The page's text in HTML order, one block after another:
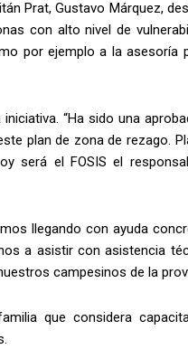
Prat, Gustavo Márquez,
con alto nivel de
por ejemplo a la asesoría
“Ha sido una
plan de zona de rezago.
será el FOSIS el
llegando con ayuda
a asistir con asistencia
campesinos de la
que considera